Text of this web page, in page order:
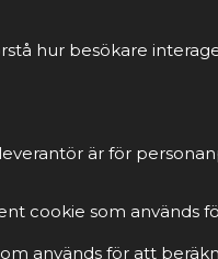
hur besökare
är för
cookie som används
används för att